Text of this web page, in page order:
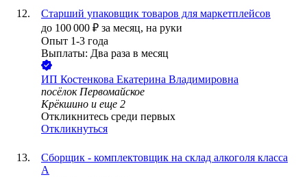
Старший упаковщик товаров для маркетплейсов
до 100 000 ₽ за месяц, на руки
Опыт 1-3 года
Выплаты: Два раза в месяц
ИП Костенкова Екатерина Владимировна
посёлок Первомайское
Крёкшино и еще 2
Откликнитесь среди первых
Откликнуться
Сборщик - комплектовщик на склад алкоголя класса
А